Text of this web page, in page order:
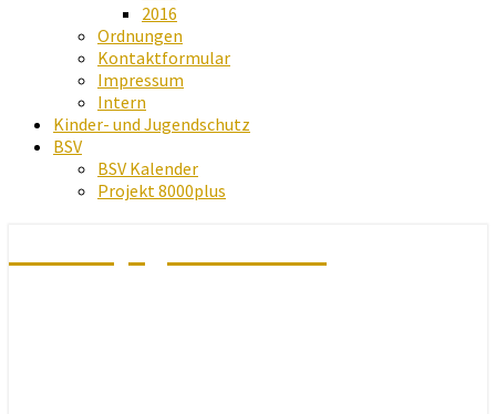
2016
Ordnungen
Kontaktformular
Impressum
Intern
Kinder- und Jugendschutz
BSV
BSV Kalender
Projekt 8000plus